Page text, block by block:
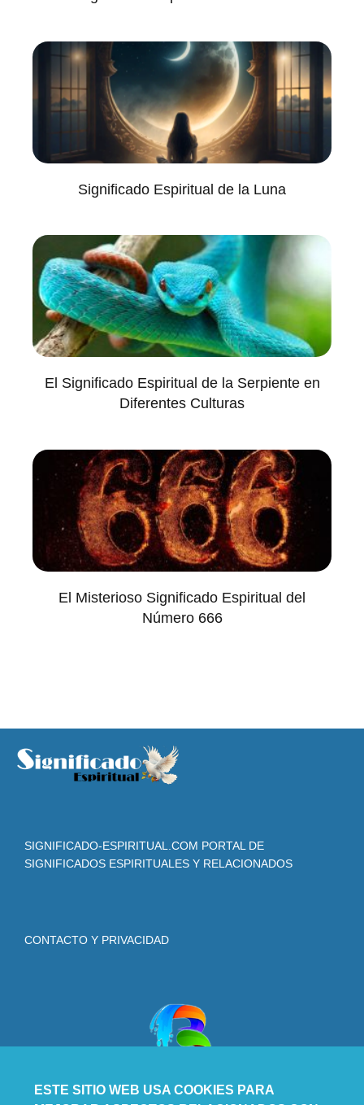
Significado Espiritual de la Luna
El Significado Espiritual de la Serpiente en
Diferentes Culturas
El Misterioso Significado Espiritual del
Número 666
SIGNIFICADO-ESPIRITUAL.COM PORTAL DE
SIGNIFICADOS ESPIRITUALES Y RELACIONADOS
CONTACTO Y PRIVACIDAD
ESTE SITIO WEB USA COOKIES PARA